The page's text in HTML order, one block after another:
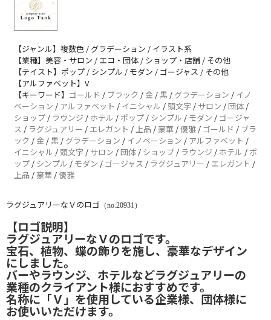
【ジャンル】複数色 / グラデーション / イラスト系
【業種】美容・サロン / エコ・団体 / ショップ・店舗 / その他
【テイスト】ポップ / シンプル / モダン / ゴージャス / その他
【アルファベット】V
【キーワード】 ゴールド / ブラック / 金 /黒 / グラデーション / イノ
ベーション / アルファベット / イニシャル / 頭文字 / サロン /団体 /
ショップ / ラウンジ / ホテル / ポップ / シンプル / モダン / ゴージャ
ス / ラグジュアリー / エレガント /上品 / 豪華 /優雅 / ゴールド / ブラ
ック / 金 /黒 / グラデーション / イノベーション / アルファベット /
イニシャル / 頭文字 / サロン /団体 / ショップ / ラウンジ / ホテル / ポ
ップ / シンプル / モダン / ゴージャス / ラグジュアリー / エレガント /
上品 / 豪華 /優雅
ラグジュアリーなＶのロゴ （no.20931）
【ロゴ説明】
ラグジュアリーなＶのロゴです。
宝石、植物、蝶の飾りを施し、豪華なデザイン
にしました。
バーやラウンジ、ホテルなどラグジュアリーの
業種のクライアント様におすすめです。
名称に「Ｖ」を使用している企業様、団体様に
お使いいただけます。